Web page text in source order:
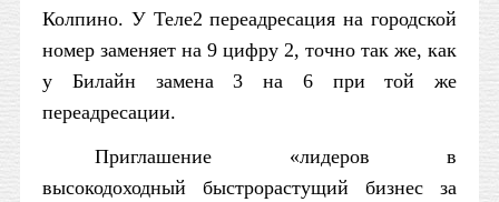
Колпино. У Теле2 переадресация на городской
номер заменяет на 9 цифру 2, точно так же, как
у Билайн замена 3 на 6 при той же
переадресации.
Приглашение «лидеров в
высокодоходный быстрорастущий бизнес за